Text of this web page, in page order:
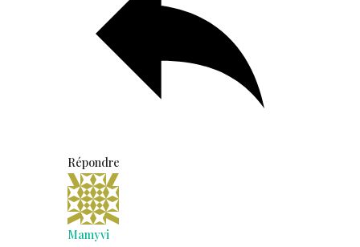
Répondre
Mamyvi